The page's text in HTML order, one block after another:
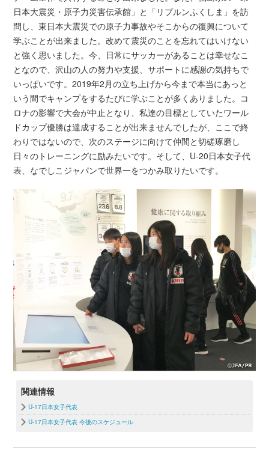
日本大震災・原子力災害伝承館」と「リプルンふくしま」を訪
問し、東日本大震災での原子力事故やそこからの復興について
学ぶことが出来ました。改めて震災のことを忘れてはいけない
と強く思いました。今、日常にサッカーがあることは幸せなこ
となので、沢山の人の努力や支援、サポートに感謝の気持ちで
いっぱいです。2019年2月の立ち上げから今まで本当にあっと
いう間でキャンプをするたびに学ぶことが多くありました。コ
ロナの影響で大会が中止となり、私達の目標としていたワール
ドカップ優勝は達成することが出来ませんでしたが、ここで終
わりではないので、次のステージに向けて仲間と切磋琢磨し
日々のトレーニングに励みたいです。そして、U-20日本女子代
表、なでしこジャパンで世界一をつかみ取りたいです。
関連情報
U-17日本女子代表
U-17日本女子代表 今後のスケジュール